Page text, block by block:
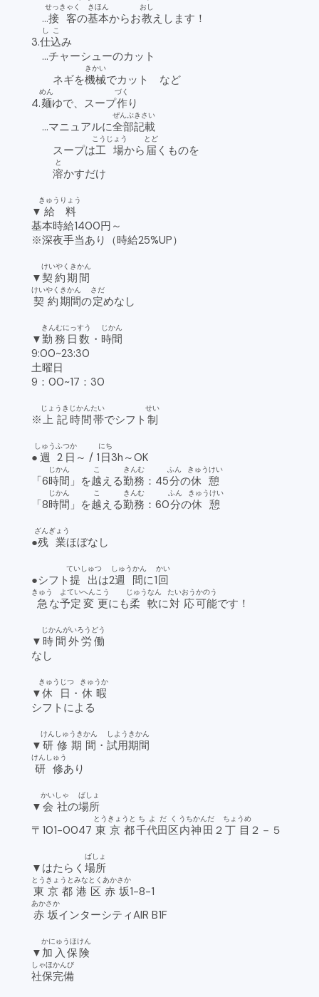
…接客
せっきゃく
の基本
きほん
からお教
おし
えします！
3.仕込
しこ
み
…チャーシューのカット
ネギを機械
きかい
でカット など
4.麺
めん
ゆで、スープ作
づく
り
…マニュアルに全部
ぜんぶ
記載
きさい
スープは工場
こうじょう
から 届
とど
くものを
溶
と
かすだけ
▼ 給料
きゅうりょう
基本時給1400円～
※深夜手当あり（時給25%UP）
▼契約期間
けいやくきかん
契約
けいやく
期間
きかん
の定
さだ
めなし
▼勤務日数
きんむにっすう
・ 時間
じかん
9:00~23:30
土曜日
9：00~17：30
※上記
じょうき
時間帯
じかんたい
でシフト 制
せい
● 週
しゅう
2日
ふつか
～ / 1 日
にち
3h～OK
「6時間
じかん
」を越
こ
える勤務
きんむ
：45分
ふん
の休憩
きゅうけい
「8時間
じかん
」を越
こ
える勤務
きんむ
：60分
ふん
の休憩
きゅうけい
●残業
ざんぎょう
ほぼなし
●シフト提出
ていしゅつ
は2週間
しゅうかん
に1回
かい
急
きゅう
な予定
よてい
変更
へんこう
にも柔軟
じゅうなん
に対応
たいおう
可能
かのう
です！
▼ 時間外労働
じかんがいろうどう
なし
▼休日
きゅうじつ
・ 休暇
きゅうか
シフトによる
▼ 研修期間
けんしゅうきかん
・試用期間
しようきかん
研修
けんしゅう
あり
▼ 会社
かいしゃ
の場所
ばしょ
〒101-0047 東京都
とうきょうと
千代田区
ちよだく
内神田
うちかんだ
２ 丁目
ちょうめ
２－５
▼はたらく場所
ばしょ
東京都
とうきょうと
港区
みなとく
赤坂
あかさか
1-8-1
赤坂
あかさか
インターシティAIR B1F
▼加入保険
かにゅうほけん
社保
しゃほ
完備
かんび